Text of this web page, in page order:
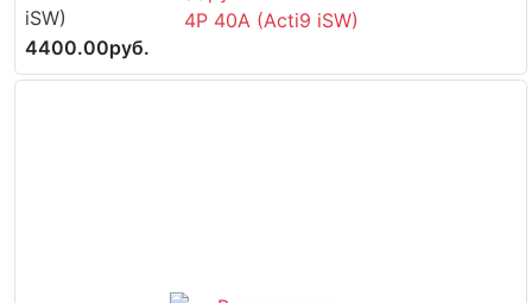
iSW)
4400.00руб.